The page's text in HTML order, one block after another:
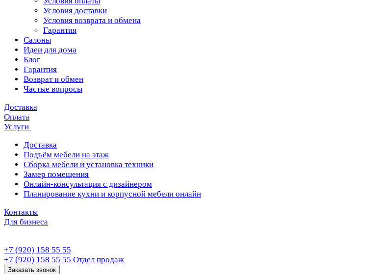
Условия доставки
Условия возврата и обмена
Гарантия
Салоны
Идеи для дома
Блог
Гарантия
Возврат и обмен
Частые вопросы
Доставка
Оплата
Услуги
Доставка
Подъём мебели на этаж
Сборка мебели и установка техники
Замер помещения
Онлайн-консультация с дизайнером
Планирование кухни и корпусной мебели онлайн
Контакты
Для бизнеса
+7 (920) 158 55 55
+7 (920) 158 55 55 Отдел продаж
Заказать звонок